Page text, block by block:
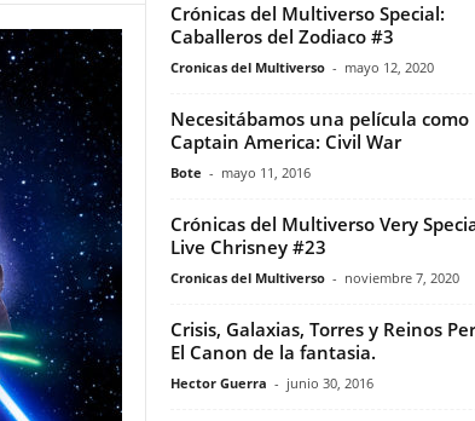
Crónicas del Multiverso Special:
Caballeros del Zodiaco #3
Cronicas del Multiverso - mayo 12, 2020
Necesitábamos una película como
Captain America: Civil War
Bote - mayo 11, 2016
Crónicas del Multiverso Very
Live Chrisney #23
Cronicas del Multiverso - noviembre 7, 2020
Crisis, Galaxias, Torres y Reinos
El Canon de la fantasia.
Hector Guerra - junio 30, 2016